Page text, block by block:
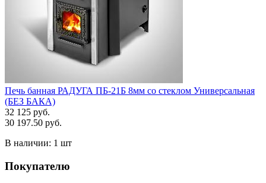
Печь банная РАДУГА ПБ-21Б 8мм со стеклом Универсальная
(БЕЗ БАКА)
32 125 руб.
30 197.50 руб.
В наличии: 1 шт
Покупателю